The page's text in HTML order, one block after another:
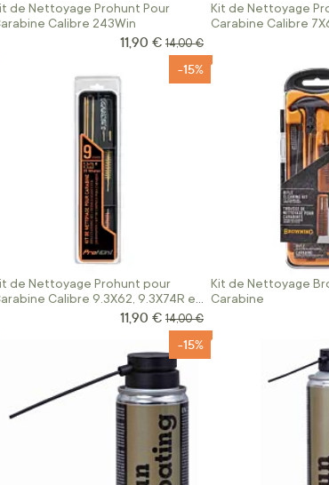
de Nettoyage Prohunt Pour
Calibre 243Win
Prix Spécial
11,90 € Prix normal
14,00 €
Kit de Nettoyage
Carabine Calibre
de Nettoyage Prohunt pour
Calibre 9.3X62, 9.3X74R et
-15%
Prix Spécial
11,90 € Prix normal
14,00 €
Kit de Nettoyage
Carabine
-15%